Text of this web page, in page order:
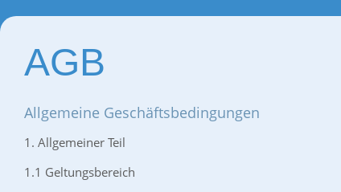
AGB
Allgemeine Geschäftsbedingungen
1. Allgemeiner Teil
1.1 Geltungsbereich